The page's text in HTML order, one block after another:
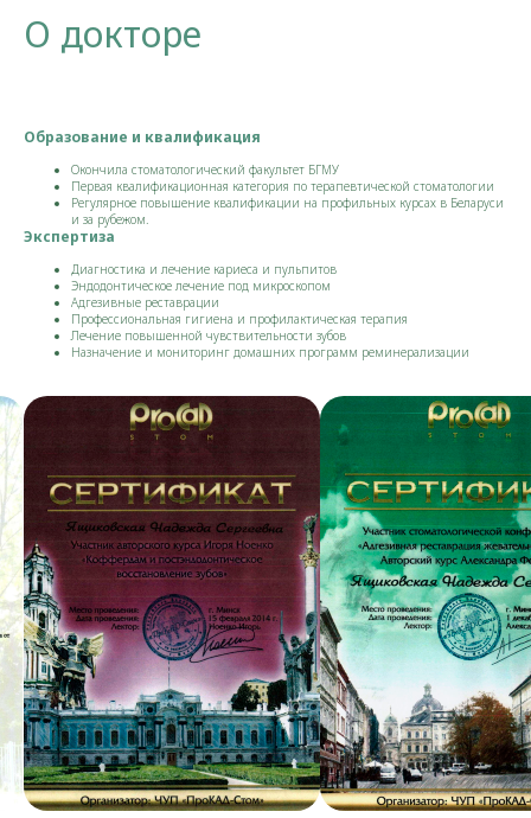
О докторе
Образование и квалификация
Окончила стоматологический факультет БГМУ
Первая квалификационная категория по терапевтической стоматологии
Регулярное повышение квалификации на профильных курсах в Беларуси
и за рубежом.
Экспертиза
Диагностика и лечение кариеса и пульпитов
Эндодонтическое лечение под микроскопом
Адгезивные реставрации
Профессиональная гигиена и профилактическая терапия
Лечение повышенной чувствительности зубов
Назначение и мониторинг домашних программ реминерализации